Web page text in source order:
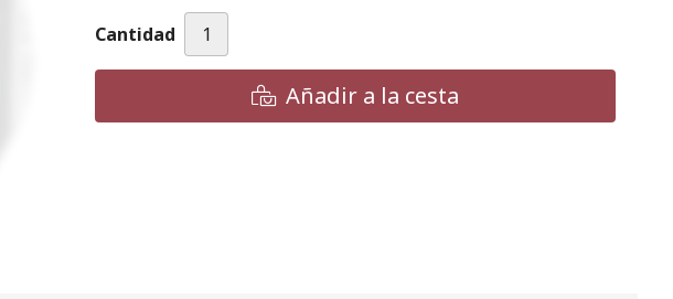
Cantidad
Añadir a la cesta